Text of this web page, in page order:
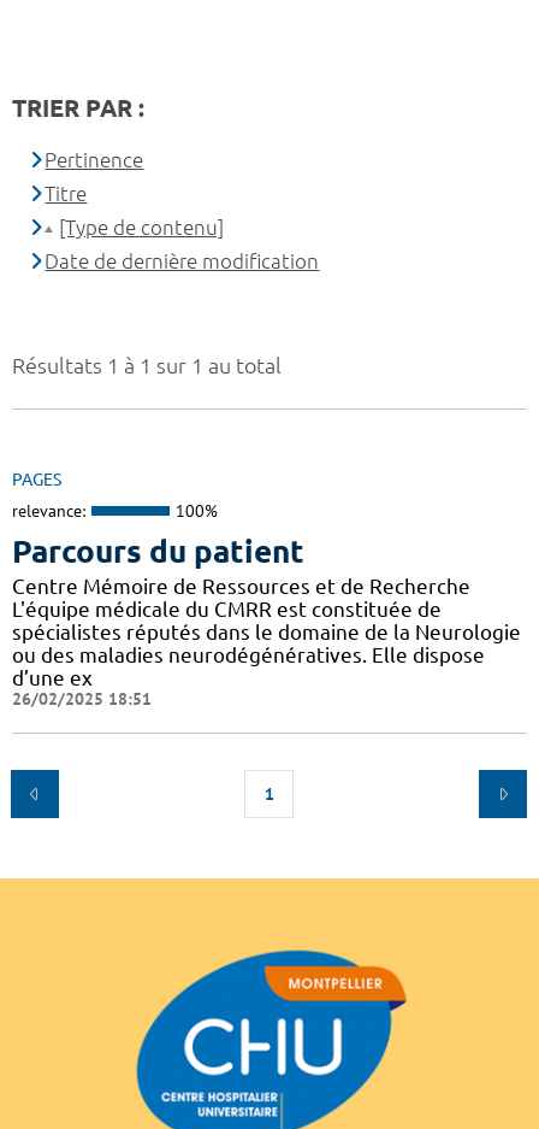
Résultats 1 à 1 sur 1 au total
PAGES
relevance: 100%
Parcours du patient
Centre Mémoire de Ressources et de Recherche
L'équipe médicale du CMRR est constituée de
spécialistes réputés dans le domaine de la Neurologie
ou des maladies neurodégénératives. Elle dispose
d’une ex
26/02/2025 18:51
1
TRIER PAR :
Pertinence
Titre
[Type de contenu]
Date de dernière modification